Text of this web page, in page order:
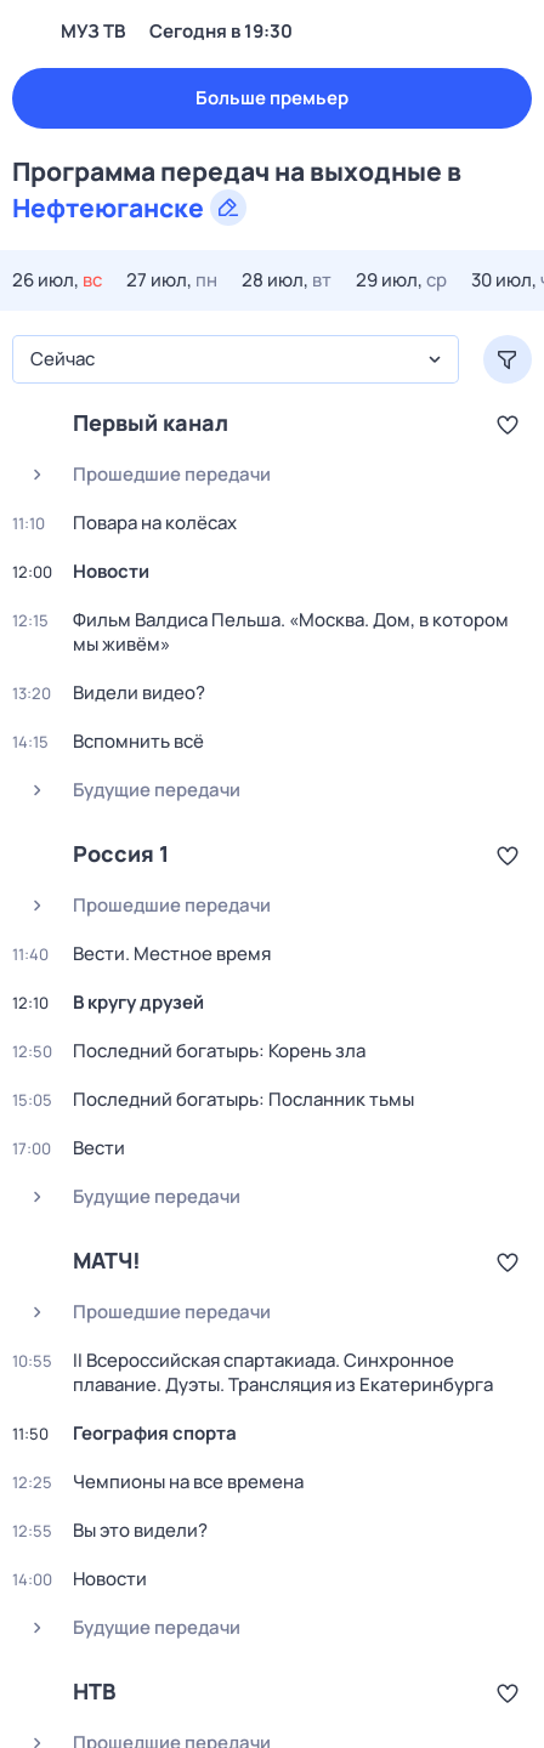
МУЗ ТВ Сегодня в 19:30
Больше премьер
Программа передач на выходные в
Нефтеюганске
26 июл, вс 27 июл, пн 28 июл, вт 29 июл,ср 30 июл,
Сейчас
Первый канал
Прошедшие передачи
11:10 Повара на колёсах
12:00 Новости
12:15
Фильм Валдиса Пельша. «Москва. Дом, в котором
мы живём»
13:20 Видели видео?
14:15
Вспомнить всё
Будущие передачи
Россия 1
Прошедшие передачи
11:40 Вести. Местное время
12:10 В кругу друзей
12:50 Последний богатырь: Корень зла
15:05 Последний богатырь: Посланник тьмы
17:00
Вести
Будущие передачи
МАТЧ!
Прошедшие передачи
10:55
II Всероссийская спартакиада. Синхронное
плавание. Дуэты. Трансляция из Екатеринбурга
11:50 География спорта
12:25 Чемпионы на все времена
12:55 Вы это видели?
14:00
Новости
Будущие передачи
НТВ
Прошедшие передачи